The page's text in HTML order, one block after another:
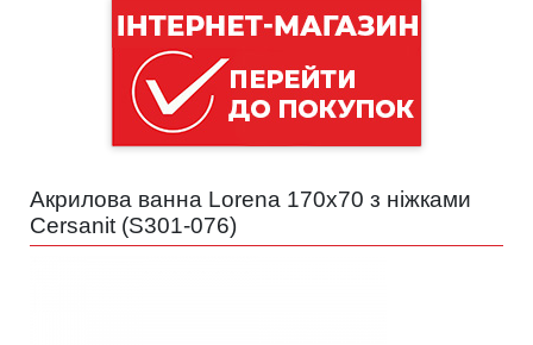
Акрилова ванна Lorena 170x70 з ніжками
Cersanit (S301-076)